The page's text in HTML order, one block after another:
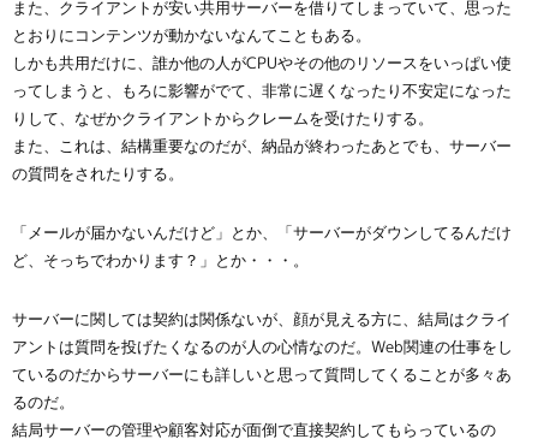
また、クライアントが安い共用サーバーを借りてしまっていて、思った
とおりにコンテンツが動かないなんてこともある。
しかも共用だけに、誰か他の人がCPUやその他のリソースをいっぱい使
ってしまうと、もろに影響がでて、非常に遅くなったり不安定になった
りして、なぜかクライアントからクレームを受けたりする。
また、これは、結構重要なのだが、納品が終わったあとでも、サーバー
の質問をされたりする。
「メールが届かないんだけど」とか、「サーバーがダウンしてるんだけ
ど、そっちでわかります？」とか・・・。
サーバーに関しては契約は関係ないが、顔が見える方に、結局はクライ
アントは質問を投げたくなるのが人の心情なのだ。Web関連の仕事をし
ているのだからサーバーにも詳しいと思って質問してくることが多々あ
るのだ。
結局サーバーの管理や顧客対応が面倒で直接契約してもらっているの